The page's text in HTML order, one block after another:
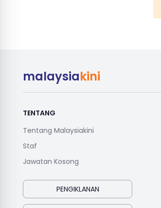
malaysiakini
TENTANG
Tentang Malaysiakini
Staf
Jawatan Kosong
PENGIKLANAN